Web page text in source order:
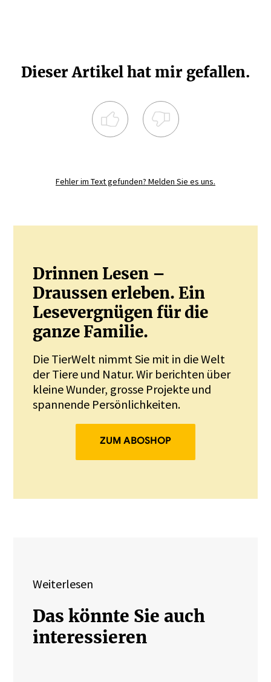
Dieser Artikel hat mir gefallen.
Fehler im Text gefunden? Melden Sie es uns.
Drinnen Lesen –
Draussen erleben. Ein
Lesevergnügen für die
ganze Familie.
Die TierWelt nimmt Sie mit in die Welt
der Tiere und Natur. Wir berichten über
kleine Wunder, grosse Projekte und
spannende Persönlichkeiten.
ZUM ABOSHOP
Weiterlesen
Das könnte Sie auch
interessieren